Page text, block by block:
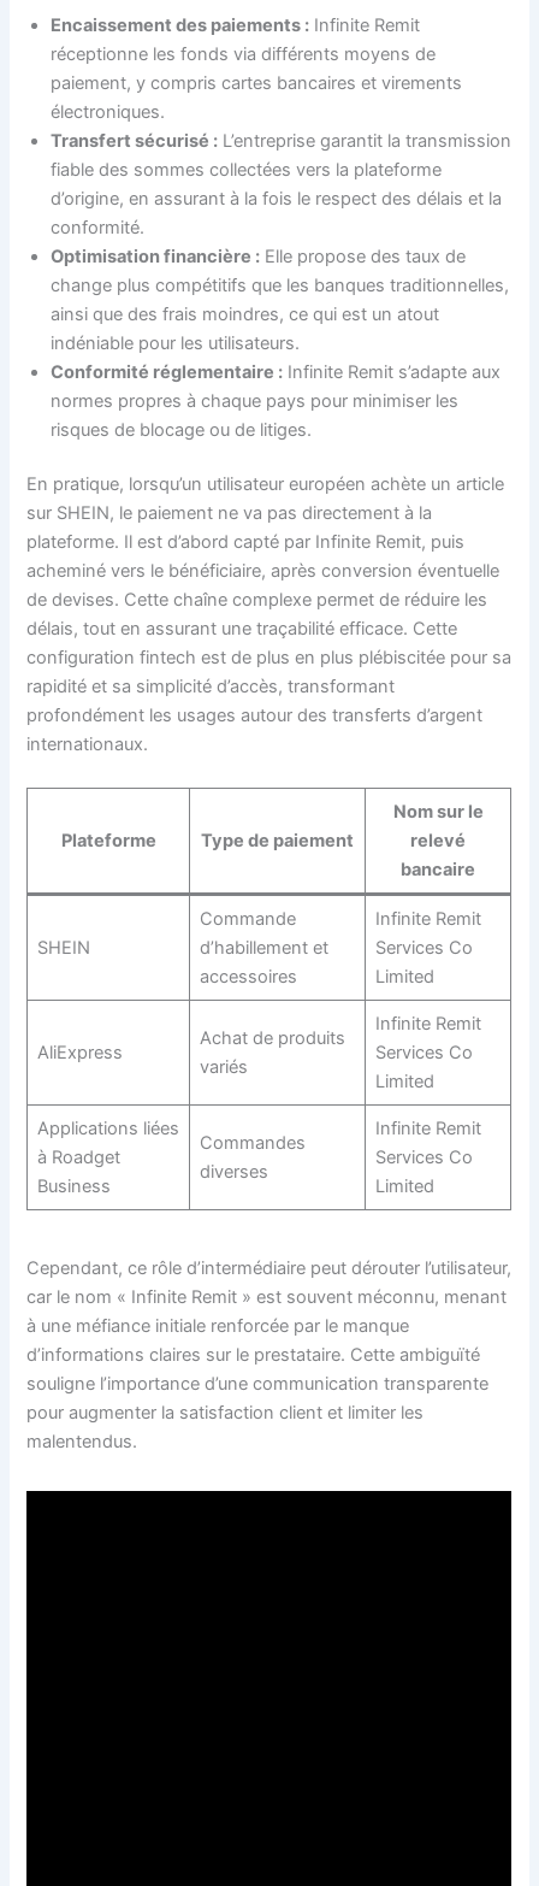
Encaissement des paiements : Infinite Remit
réceptionne les fonds via différents moyens de
paiement, y compris cartes bancaires et virements
électroniques.
Transfert sécurisé : L’entreprise garantit la transmission
fiable des sommes collectées vers la plateforme
d’origine, en assurant à la fois le respect des délais et la
conformité.
Optimisation financière : Elle propose des taux de
change plus compétitifs que les banques traditionnelles,
ainsi que des frais moindres, ce qui est un atout
indéniable pour les utilisateurs.
Conformité réglementaire : Infinite Remit s’adapte aux
normes propres à chaque pays pour minimiser les
risques de blocage ou de litiges.
En pratique, lorsqu’un utilisateur européen achète un article
sur SHEIN, le paiement ne va pas directement à la
plateforme. Il est d’abord capté par Infinite Remit, puis
acheminé vers le bénéficiaire, après conversion éventuelle
de devises. Cette chaîne complexe permet de réduire les
délais, tout en assurant une traçabilité efficace. Cette
configuration fintech est de plus en plus plébiscitée pour sa
rapidité et sa simplicité d’accès, transformant
profondément les usages autour des transferts d’argent
internationaux.
Plateforme Type de paiement
Nom sur le
relevé
bancaire
SHEIN
Commande
d’habillement et
accessoires
Infinite Remit
Services Co
Limited
AliExpress
Achat de produits
variés
Infinite Remit
Services Co
Limited
Applications liées
à Roadget
Business
Commandes
diverses
Infinite Remit
Services Co
Limited
Cependant, ce rôle d’intermédiaire peut dérouter l’utilisateur,
car le nom « Infinite Remit » est souvent méconnu, menant
à une méfiance initiale renforcée par le manque
d’informations claires sur le prestataire. Cette ambiguïté
souligne l’importance d’une communication transparente
pour augmenter la satisfaction client et limiter les
malentendus.